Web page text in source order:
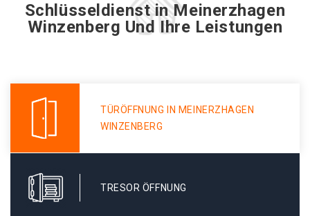
Schlüsseldienst in Meinerzhagen
Winzenberg Und Ihre Leistungen
TÜRÖFFNUNG IN MEINERZHAGEN
WINZENBERG
TRESOR ÖFFNUNG